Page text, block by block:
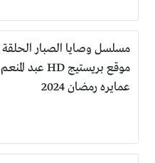
موقع بريستيج HD عبد المنعم
عمايره رمضان 2024